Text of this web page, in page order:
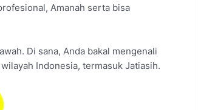
Amanah serta bisa
Di sana, Anda bakal mengenali
Indonesia, termasuk Jatiasih.